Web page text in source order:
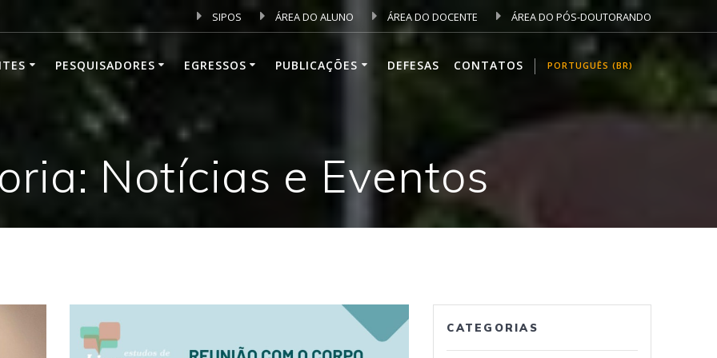
SIPOS ÁREA DO ALUNO ÁREA DO DOCENTE ÁREA DO PÓS-DOUTORANDO
PESQUISADORES EGRESSOS PUBLICAÇÕES DEFESAS CONTATOS PORTUGUÊS (BR)
Notícias e Eventos
CATEGORIAS